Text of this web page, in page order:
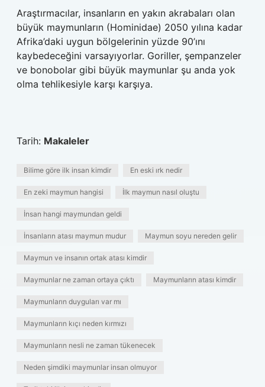
Araştırmacılar, insanların en yakın akrabaları olan
büyük maymunların (Hominidae) 2050 yılına kadar
Afrika’daki uygun bölgelerinin yüzde 90’ını
kaybedeceğini varsayıyorlar. Goriller, şempanzeler
ve bonobolar gibi büyük maymunlar şu anda yok
olma tehlikesiyle karşı karşıya.
Tarih: Makaleler
Bilime göre ilk insan kimdir En eski ırk nedir
En zeki maymun hangisi İlk maymun nasıl oluştu
İnsan hangi maymundan geldi
İnsanların atası maymun mudur Maymun soyu nereden gelir
Maymun ve insanın ortak atası kimdir
Maymunlar ne zaman ortaya çıktı Maymunların atası kimdir
Maymunların duyguları var mı
Maymunların kıçı neden kırmızı
Maymunların nesli ne zaman tükenecek
Neden şimdiki maymunlar insan olmuyor